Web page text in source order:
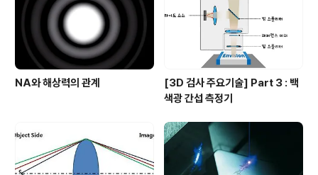
결상(imaging)을 할 수밖에 없고, 반대로 렌즈의 해상력
이 높으면 렌즈..
NA와 해상력의 관계
[3D 검사 주요기술] Part 3 : 백
색광 간섭 측정기